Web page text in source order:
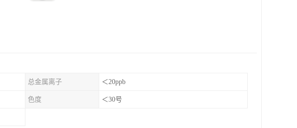
总金属离子 ＜20ppb
色度 ＜30号